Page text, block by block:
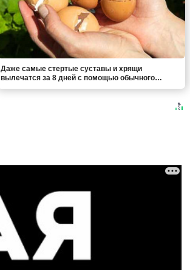
Даже самые стертые суставы и хрящи
вылечатся за 8 дней с помощью обычного…